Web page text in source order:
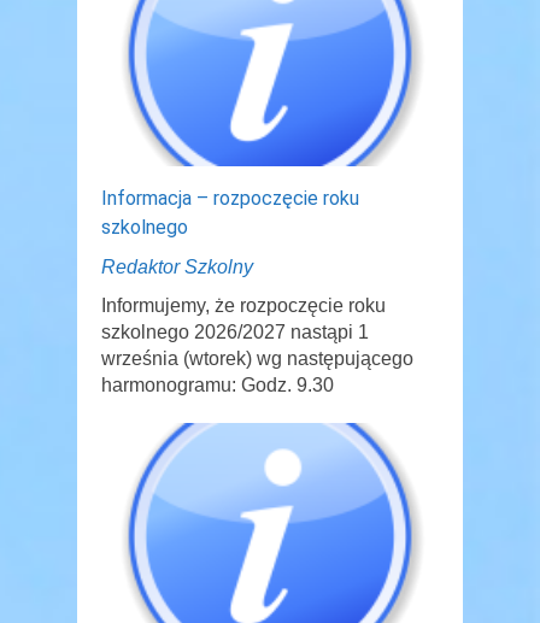
Informacja – rozpoczęcie roku
szkolnego
Redaktor Szkolny
Informujemy, że rozpoczęcie roku
szkolnego 2026/2027 nastąpi 1
września (wtorek) wg następującego
harmonogramu: Godz. 9.30